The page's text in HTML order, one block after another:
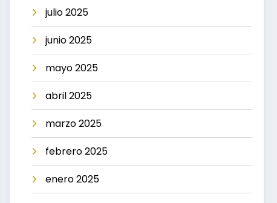
julio 2025
junio 2025
mayo 2025
abril 2025
marzo 2025
febrero 2025
enero 2025